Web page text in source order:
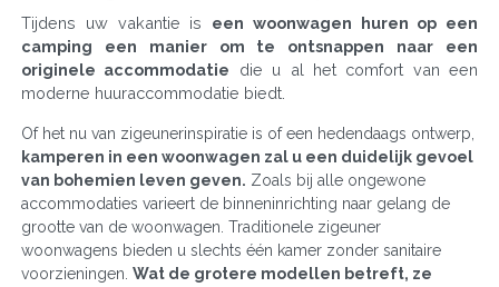
Tijdens uw vakantie is een woonwagen huren op een
camping een manier om te ontsnappen naar een
originele accommodatie die u al het comfort van een
moderne huuraccommodatie biedt.
Of het nu van zigeunerinspiratie is of een hedendaags ontwerp,
kamperen in een woonwagen zal u een duidelijk gevoel
van bohemien leven geven. Zoals bij alle ongewone
accommodaties varieert de binneninrichting naar gelang de
grootte van de woonwagen. Traditionele zigeuner
woonwagens bieden u slechts één kamer zonder sanitaire
voorzieningen. Wat de grotere modellen betreft, ze